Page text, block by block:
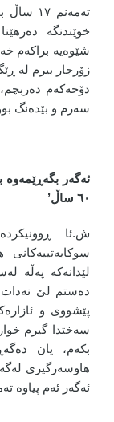
خوێندنگە
شێوەیە براکەم
زۆرجار بیرم لە
دۆخەکەم
سەرم و بێدەنگ
ئەگەر بگەڕێمەوە
٦٠ ساڵ’
ش.ئا
لێدانەکە پەڵە
دەستم لێ نەدات
پێشووی و
سەختدا گیرم
بکەم، یان
هاوسەرگیری
ئەگەر ئەم پیاوە تەمەنی ٦٠